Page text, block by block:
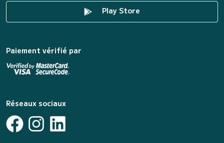
Play Store
Paiement vérifié par
Réseaux sociaux